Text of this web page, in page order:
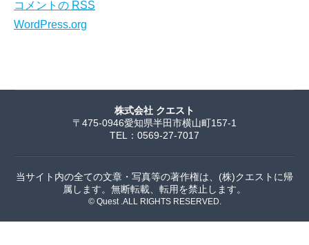
コメントの RSS
WordPress.org
株式会社 クエスト
〒475-0946愛知県半田市横山町157-1
TEL：0569-27-7017
当サイト内の全ての文章・写真等の著作権は、(株)クエストに帰
属します。無断転載、転用を禁止します。
© Quest .ALL RIGHTS RESERVED.